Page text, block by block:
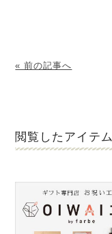
« 前の記事へ
閲覧したアイテム